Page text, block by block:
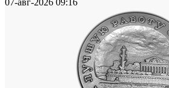
07-авг-2026 09:16